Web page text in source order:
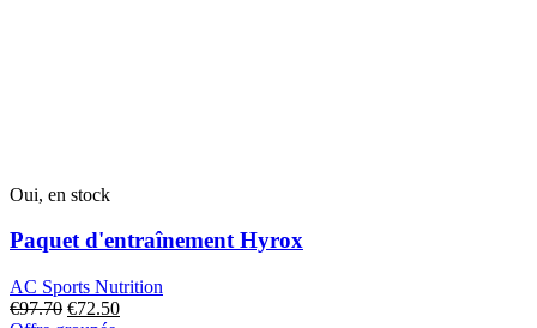
Oui, en stock
Paquet d'entraînement Hyrox
AC Sports Nutrition
€97.70 Le
€72.50